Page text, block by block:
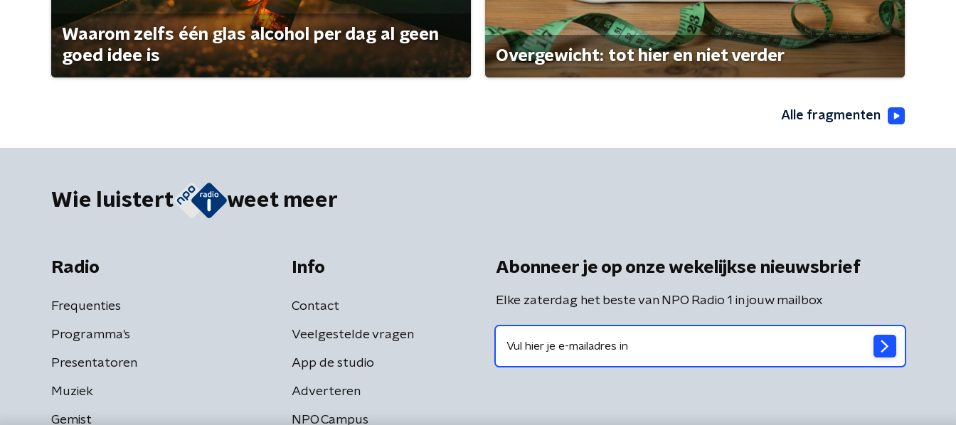
Waarom zelfs één glas alcohol per dag al geen
goed idee is
Overgewicht: tot hier en niet verder
Alle fragmenten
Wie luistert weet meer
Radio
Frequenties
Programma's
Presentatoren
Muziek
Gemist
Info
Contact
Veelgestelde vragen
App de studio
Adverteren
NPO Campus
Abonneer je op onze wekelijkse nieuwsbrief
Elke zaterdag het beste van NPO Radio 1 in jouw mailbox